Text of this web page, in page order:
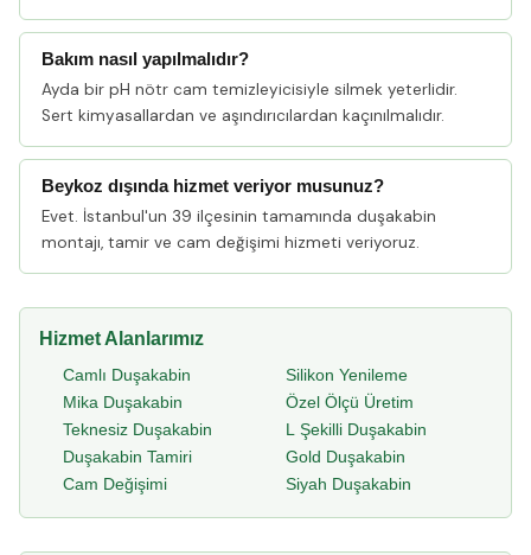
Bakım nasıl yapılmalıdır?
Ayda bir pH nötr cam temizleyicisiyle silmek yeterlidir.
Sert kimyasallardan ve aşındırıcılardan kaçınılmalıdır.
Beykoz dışında hizmet veriyor musunuz?
Evet. İstanbul'un 39 ilçesinin tamamında duşakabin
montajı, tamir ve cam değişimi hizmeti veriyoruz.
Hizmet Alanlarımız
Camlı Duşakabin
Mika Duşakabin
Teknesiz Duşakabin
Duşakabin Tamiri
Cam Değişimi
Silikon Yenileme
Özel Ölçü Üretim
L Şekilli Duşakabin
Gold Duşakabin
Siyah Duşakabin